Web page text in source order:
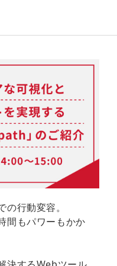
行動変容。
間もパワーもかか